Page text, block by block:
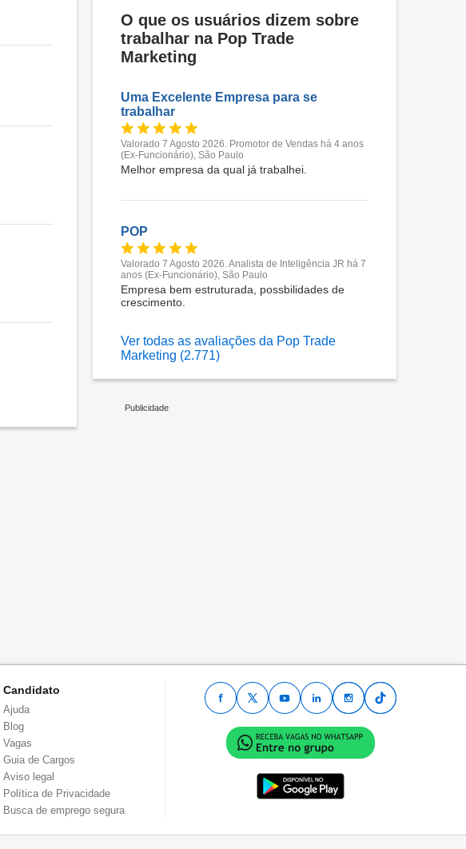
O que os usuários dizem sobre
trabalhar na Pop Trade
Marketing
Uma Excelente Empresa para se
trabalhar
Valorado 7 Agosto 2026. Promotor de Vendas há 4 anos
(Ex-Funcionário), São Paulo
Melhor empresa da qual já trabalhei.
POP
Valorado 7 Agosto 2026. Analista de Inteligência JR há 7
anos (Ex-Funcionário), São Paulo
Empresa bem estruturada, possbilidades de
crescimento.
Ver todas as avaliações da Pop Trade
Marketing (2.771)
Candidato
Ajuda
Blog
Vagas
Guia de Cargos
Aviso legal
Política de Privacidade
Busca de emprego segura